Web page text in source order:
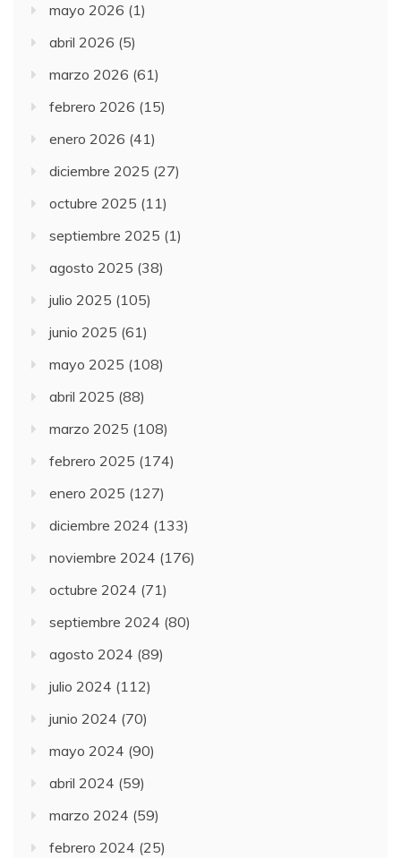
mayo 2026 (1)
abril 2026 (5)
marzo 2026 (61)
febrero 2026 (15)
enero 2026 (41)
diciembre 2025 (27)
octubre 2025 (11)
septiembre 2025 (1)
agosto 2025 (38)
julio 2025 (105)
junio 2025 (61)
mayo 2025 (108)
abril 2025 (88)
marzo 2025 (108)
febrero 2025 (174)
enero 2025 (127)
diciembre 2024 (133)
noviembre 2024 (176)
octubre 2024 (71)
septiembre 2024 (80)
agosto 2024 (89)
julio 2024 (112)
junio 2024 (70)
mayo 2024 (90)
abril 2024 (59)
marzo 2024 (59)
febrero 2024 (25)